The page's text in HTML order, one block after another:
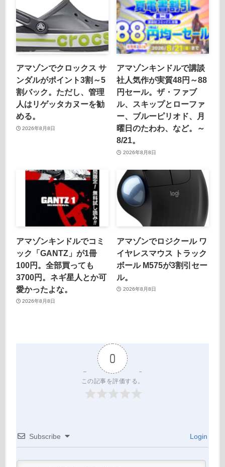
アマゾンでクロックス サ
ンダルがポイント3割～5
割バック。ただし、管理
人はリゲッタカヌーを勧
める。
2026年8月8日
アマゾンキンドルで講談
社人気作が実質48円～88
円セール。ザ・ファブ
ル、スキップとローファ
ー、ブルーピリオド、月
曜日のたわわ、など。～
8/21。
2026年8月8日
アマゾンキンドルでコミ
ック「GANTZ」が1冊
100円。全部買っても
3700円。ネギ星人とか可
愛かったよな。
2026年8月8日
アマゾンでロジクール ワ
イヤレスマウス トラック
ボール M575が3割引セー
ル。
2026年8月8日
0
この記事を評価する。
Subscribe Login